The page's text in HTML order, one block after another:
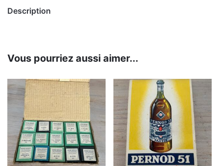
Description
Vous pourriez aussi aimer...